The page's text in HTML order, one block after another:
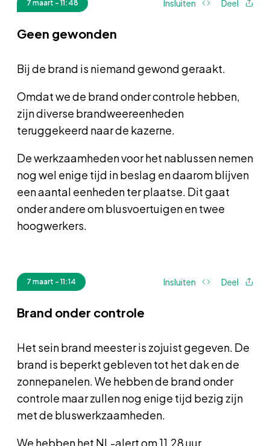
7 maart - 11:48 Insluiten Deel
Geen gewonden
Bij de brand is niemand gewond geraakt.
Omdat we de brand onder controle hebben,
zijn diverse brandweereenheden
teruggekeerd naar de kazerne.
De werkzaamheden voor het nablussen nemen
nog wel enige tijd in beslag en daarom blijven
een aantal eenheden ter plaatse. Dit gaat
onder andere om blusvoertuigen en twee
hoogwerkers.
7 maart - 11:14 Insluiten Deel
Brand onder controle
Het sein brand meester is zojuist gegeven. De
brand is beperkt gebleven tot het dak en de
zonnepanelen. We hebben de brand onder
controle maar zullen nog enige tijd bezig zijn
met de bluswerkzaamheden.
We hebben het NL-alert om 11.28 uur